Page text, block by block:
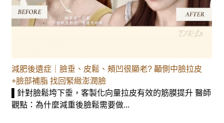
減肥後遺症｜臉垂、皮鬆、頰凹很顯老? 顳側中臉拉皮
+臉部補脂 找回緊緻澎潤臉
▌針對臉鬆垮下垂，客製化向量拉皮有效的筋膜提升 醫師
觀點：為什麼減重後臉鬆需要做...